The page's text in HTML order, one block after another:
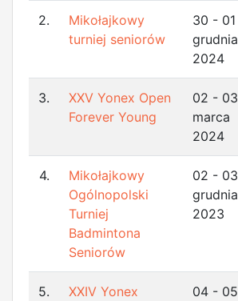
2.
Mikołajkowy
turniej seniorów
30 - 01
grudnia
2024
3.
XXV Yonex Open
Forever Young
02 - 03
marca
2024
4.
Mikołajkowy
Ogólnopolski
Turniej
Badmintona
Seniorów
02 - 03
grudnia
2023
5.
XXIV Yonex
04 - 05